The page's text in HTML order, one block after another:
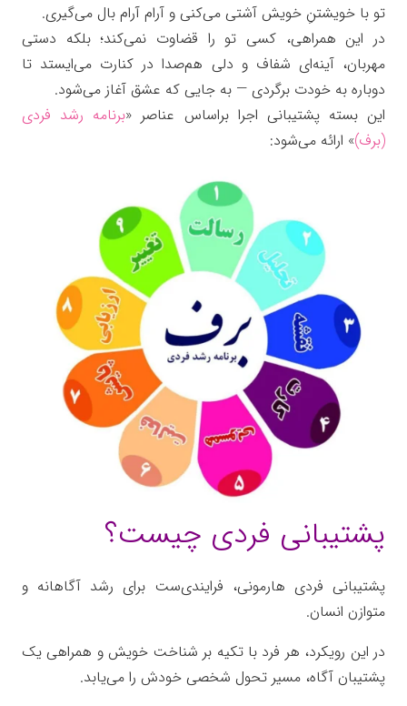
تو با خویشتنِ خویش آشتی می‌کنی و آرام آرام بال می‌گیری.
در این همراهی، کسی تو را قضاوت نمی‌کند؛بلکه دستی
مهربان، آینه‌ای شفاف و دلی هم‌صدا در کنارت می‌ایستد تا
دوباره به خودت برگردی — به جایی که عشق آغاز می‌شود.
این بسته پشتیبانی اجرا براساس عناصر «برنامه رشد فردی
(برف)» ارائه می‌شود:
پشتیبانی فردی چیست؟
پشتیبانی فردی هارمونی، فرایندی‌ست برای رشد آگاهانه و
متوازن انسان.
در این رویکرد، هر فرد با تکیه بر شناخت خویش و همراهی یک
پشتیبان آگاه، مسیر تحول شخصی خودش را می‌یابد.